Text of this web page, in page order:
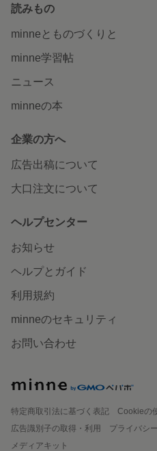
読みもの
minneとものづくりと
minne学習帖
ニュース
minneの本
企業の方へ
広告出稿について
大口注文について
ヘルプセンター
お知らせ
ヘルプとガイド
利用規約
minneのセキュリティ
お問い合わせ
特定商取引法に基づく表記
Cookieの
広告識別子の取得・利用
プライバシ
メディアキット